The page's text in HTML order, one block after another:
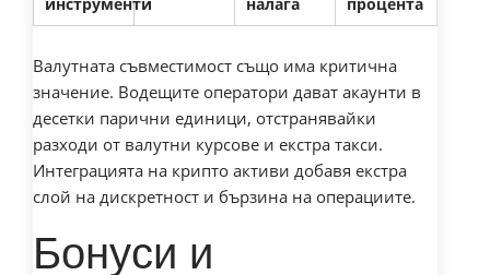
Валутната съвместимост също има критична
значение. Водещите оператори дават акаунти в
десетки парични единици, отстранявайки
разходи от валутни курсове и екстра такси.
Интеграцията на крипто активи добавя екстра
слой на дискретност и бързина на операциите.
Бонуси и